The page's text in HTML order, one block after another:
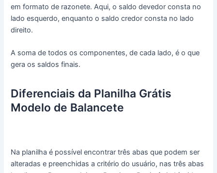
em formato de razonete. Aqui, o saldo devedor consta no
lado esquerdo, enquanto o saldo credor consta no lado
direito.
A soma de todos os componentes, de cada lado, é o que
gera os saldos finais.
Diferenciais da Planilha Grátis
Modelo de Balancete
Na planilha é possível encontrar três abas que podem ser
alteradas e preenchidas a critério do usuário, nas três abas